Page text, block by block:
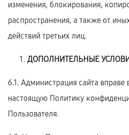
изменения, блокирования,
распространения, а также от
действий третьих лиц.
ДОПОЛНИТЕЛЬНЫЕ
6.1. Администрация сайта вправе
настоящую Политику
Пользователя.